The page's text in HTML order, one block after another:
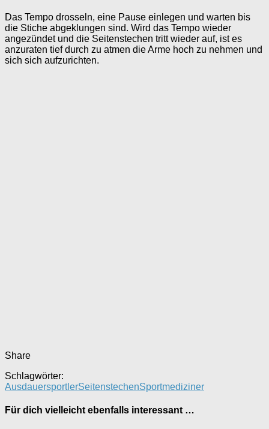
Das Tempo drosseln, eine Pause einlegen und warten bis
die Stiche abgeklungen sind. Wird das Tempo wieder
angezündet und die Seitenstechen tritt wieder auf, ist es
anzuraten tief durch zu atmen die Arme hoch zu nehmen und
sich sich aufzurichten.
Share
Schlagwörter:
AusdauersportlerSeitenstechenSportmediziner
Für dich vielleicht ebenfalls interessant …